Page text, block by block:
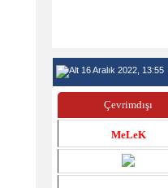
16 Aralık 2022, 13:55
Çevrimdışı
MeLeK